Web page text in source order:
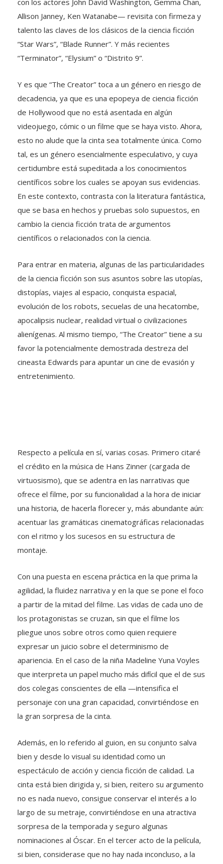
con los actores John David Washington, Gemma Chan,
Allison Janney, Ken Watanabe— revisita con firmeza y
talento las claves de los clásicos de la ciencia ficción
“Star Wars”, “Blade Runner”. Y más recientes
“Terminator”, “Elysium” o “Distrito 9”.
Y es que “The Creator” toca a un género en riesgo de
decadencia, ya que es una epopeya de ciencia ficción
de Hollywood que no está asentada en algún
videojuego, cómic o un filme que se haya visto. Ahora,
esto no alude que la cinta sea totalmente única. Como
tal, es un género esencialmente especulativo, y cuya
certidumbre está supeditada a los conocimientos
científicos sobre los cuales se apoyan sus evidencias.
En este contexto, contrasta con la literatura fantástica,
que se basa en hechos y pruebas solo supuestos, en
cambio la ciencia ficción trata de argumentos
científicos o relacionados con la ciencia.
Para entrar en materia, algunas de las particularidades
de la ciencia ficción son sus asuntos sobre las utopías,
distopías, viajes al espacio, conquista espacial,
evolución de los robots, secuelas de una hecatombe,
apocalipsis nuclear, realidad virtual o civilizaciones
alienígenas. Al mismo tiempo, “The Creator” tiene a su
favor la potencialmente demostrada destreza del
cineasta Edwards para apuntar un cine de evasión y
entretenimiento.
Respecto a película en sí, varias cosas. Primero citaré
el crédito en la música de Hans Zinner (cargada de
virtuosismo), que se adentra en las narrativas que
ofrece el filme, por su funcionalidad a la hora de iniciar
una historia, de hacerla florecer y, más abundante aún:
acentuar las gramáticas cinematográficas relacionadas
con el ritmo y los sucesos en su estructura de
montaje.
Con una puesta en escena práctica en la que prima la
agilidad, la fluidez narrativa y en la que se pone el foco
a partir de la mitad del filme. Las vidas de cada uno de
los protagonistas se cruzan, sin que el filme los
pliegue unos sobre otros como quien requiere
expresar un juicio sobre el determinismo de
apariencia. En el caso de la niña Madeline Yuna Voyles
que interpreta un papel mucho más difícil que el de sus
dos colegas conscientes de ella —intensifica el
personaje con una gran capacidad, convirtiéndose en
la gran sorpresa de la cinta.
Además, en lo referido al guion, en su conjunto salva
bien y desde lo visual su identidad como un
espectáculo de acción y ciencia ficción de calidad. La
cinta está bien dirigida y, si bien, reitero su argumento
no es nada nuevo, consigue conservar el interés a lo
largo de su metraje, convirtiéndose en una atractiva
sorpresa de la temporada y seguro algunas
nominaciones al Óscar. En el tercer acto de la película,
si bien, considerase que no hay nada inconcluso, a la